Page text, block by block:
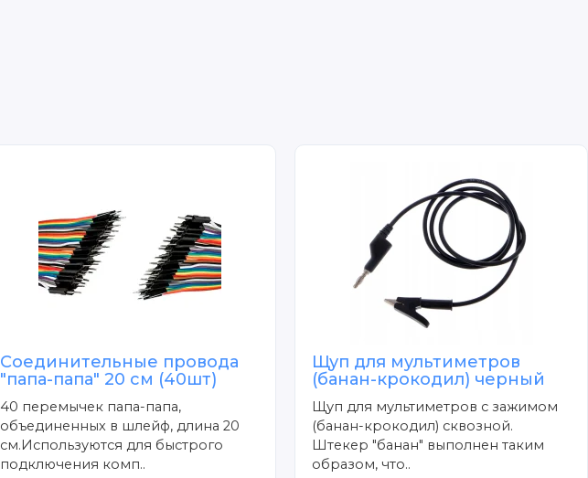
Соединительные провода
"папа-папа" 20 см (40шт)
40 перемычек папа-папа,
объединенных в шлейф, длина 20
см.Используются для быстрого
подключения комп..
Щуп для мультиметров
(банан-крокодил) черный
Щуп для мультиметров с зажимом
(банан-крокодил) сквозной.
Штекер "банан" выполнен таким
образом, что..